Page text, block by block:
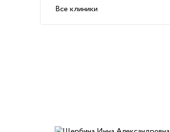
Все клиники